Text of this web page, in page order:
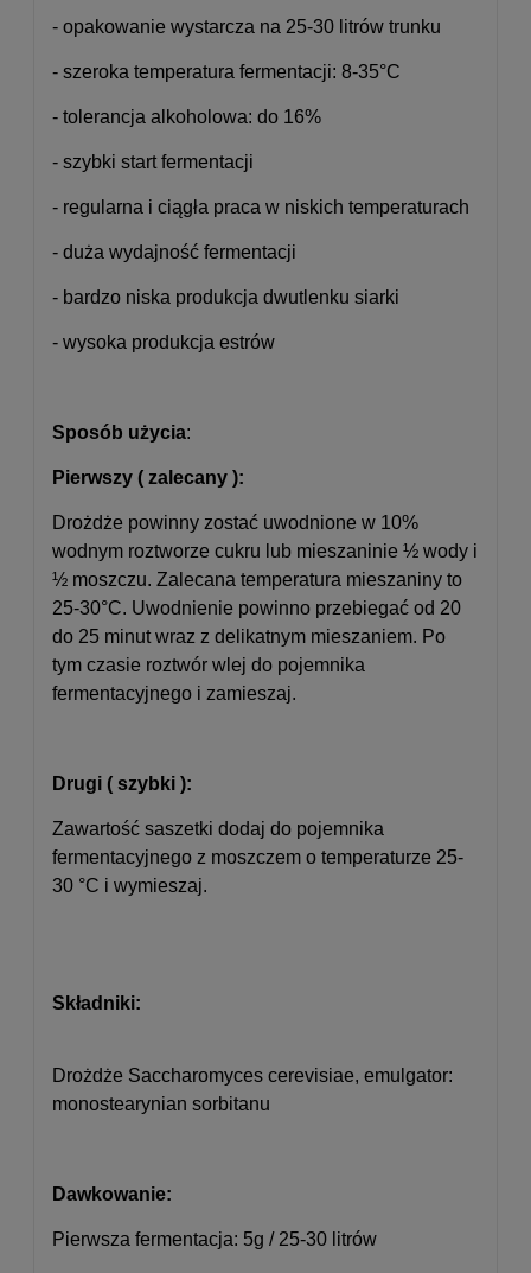
- opakowanie wystarcza na 25-30 litrów trunku
- szeroka temperatura fermentacji: 8-35°C
- tolerancja alkoholowa: do 16%
- szybki start fermentacji
- regularna i ciągła praca w niskich temperaturach
- duża wydajność fermentacji
- bardzo niska produkcja dwutlenku siarki
- wysoka produkcja estrów
Sposób użycia:
Pierwszy ( zalecany ):
Drożdże powinny zostać uwodnione w 10%
wodnym roztworze cukru lub mieszaninie ½ wody i
½ moszczu. Zalecana temperatura mieszaniny to
25-30°C. Uwodnienie powinno przebiegać od 20
do 25 minut wraz z delikatnym mieszaniem. Po
tym czasie roztwór wlej do pojemnika
fermentacyjnego i zamieszaj.
Drugi ( szybki ):
Zawartość saszetki dodaj do pojemnika
fermentacyjnego z moszczem o temperaturze 25-
30 °C i wymieszaj.
Składniki:
Drożdże Saccharomyces cerevisiae, emulgator:
monostearynian sorbitanu
Dawkowanie:
Pierwsza fermentacja: 5g / 25-30 litrów